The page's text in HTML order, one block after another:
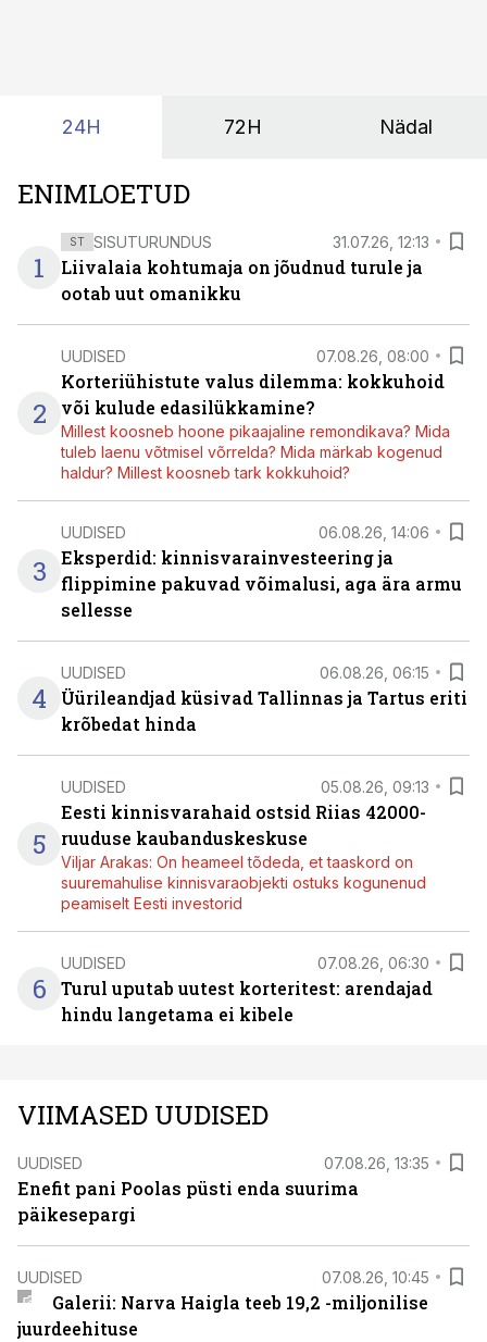
24H 72H Nädal
ENIMLOETUD
1
ST SISUTURUNDUS 31.07.26, 12:13
Liivalaia kohtumaja on jõudnud turule ja
ootab uut omanikku
2
UUDISED 07.08.26, 08:00
Korteriühistute valus dilemma: kokkuhoid
või kulude edasilükkamine?
Millest koosneb hoone pikaajaline remondikava? Mida
tuleb laenu võtmisel võrrelda? Mida märkab kogenud
haldur? Millest koosneb tark kokkuhoid?
3
UUDISED 06.08.26, 14:06
Eksperdid: kinnisvarainvesteering ja
flippimine pakuvad võimalusi, aga ära armu
sellesse
4
UUDISED 06.08.26, 06:15
Üürileandjad küsivad Tallinnas ja Tartus eriti
krõbedat hinda
5
UUDISED 05.08.26, 09:13
Eesti kinnisvarahaid ostsid Riias 42000-
ruuduse kaubanduskeskuse
Viljar Arakas: On heameel tõdeda, et taaskord on
suuremahulise kinnisvaraobjekti ostuks kogunenud
peamiselt Eesti investorid
6
UUDISED 07.08.26, 06:30
Turul uputab uutest korteritest: arendajad
hindu langetama ei kibele
VIIMASED UUDISED
UUDISED 07.08.26, 13:35
Enefit pani Poolas püsti enda suurima
päikesepargi
UUDISED 07.08.26, 10:45
Galerii: Narva Haigla teeb 19,2 -miljonilise
juurdeehituse